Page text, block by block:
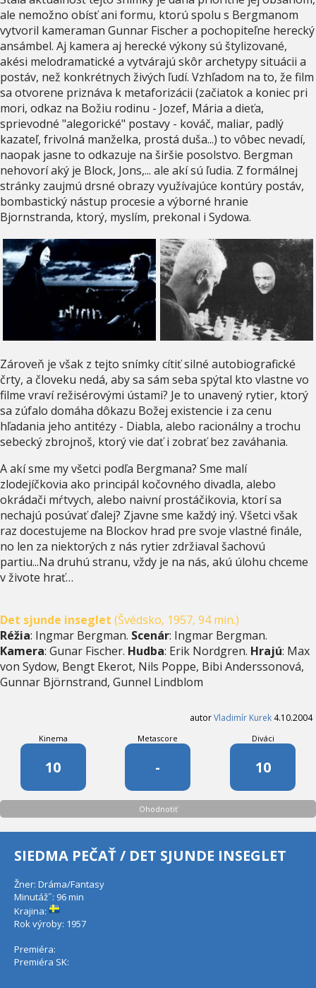
ale nemožno obísť ani formu, ktorú spolu s Bergmanom
vytvoril kameraman Gunnar Fischer a pochopiteľne herecký
ansámbel. Aj kamera aj herecké výkony sú štylizované,
akési melodramatické a vytvárajú skôr archetypy situácii a
postáv, než konkrétnych živých ľudí. Vzhľadom na to, že film
sa otvorene priznáva k metaforizácii (začiatok a koniec pri
mori, odkaz na Božiu rodinu - Jozef, Mária a dieťa,
sprievodné "alegorické" postavy - kováč, maliar, padlý
kazateľ, frivolná manželka, prostá duša...) to vôbec nevadí,
naopak jasne to odkazuje na širšie posolstvo. Bergman
nehovorí aký je Block, Jons,... ale akí sú ľudia. Z formálnej
stránky zaujmú drsné obrazy využívajúce kontúry postáv,
bombastický nástup procesie a výborné hranie
Bjornstranda, ktorý, myslím, prekonal i Sydowa.
Zároveň je však z tejto snímky cítiť silné autobiografické
črty, a človeku nedá, aby sa sám seba spýtal kto vlastne vo
filme vraví režisérovými ústami? Je to unavený rytier, ktorý
sa zúfalo domáha dôkazu Božej existencie i za cenu
hľadania jeho antitézy - Diabla, alebo racionálny a trochu
sebecký zbrojnoš, ktorý vie dať i zobrať bez zaváhania.
A akí sme my všetci podľa Bergmana? Sme malí
zlodejíčkovia ako principál kočovného divadla, alebo
okrádači mŕtvych, alebo naivní prostáčikovia, ktorí sa
nechajú posúvať ďalej? Zjavne sme každý iný. Všetci však
raz docestujeme na Blockov hrad pre svoje vlastné finále,
no len za niektorých z nás rytier zdržiaval šachovú
partiu...Na druhú stranu, vždy je na nás, akú úlohu chceme
v živote hrať…
Det sjunde inseglet (Švédsko, 1957, 94 min.)
Réžia: Ingmar Bergman. Scenár: Ingmar Bergman.
Kamera: Gunar Fischer. Hudba: Erik Nordgren. Hrajú: Max
von Sydow, Bengt Ekerot, Nils Poppe, Bibi Anderssonová,
Gunnar Björnstrand, Gunnel Lindblom
autorVladimír Kurek 4.10.2004
Kinema
10
Metascore
-
Diváci
10
Ohodnotiť
SIEDMA PEČAŤ / DET SJUNDE INSEGLET
Žner: Dráma/Fantasy
Minutáž˝: 96 min
Krajina:
Rok výroby: 1957
Premiéra:
Premiéra SK: